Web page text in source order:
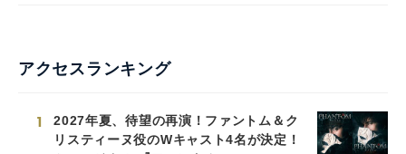
アクセスランキング
1
2027年夏、待望の再演！ファントム＆ク
リスティーヌ役のWキャスト4名が決定！